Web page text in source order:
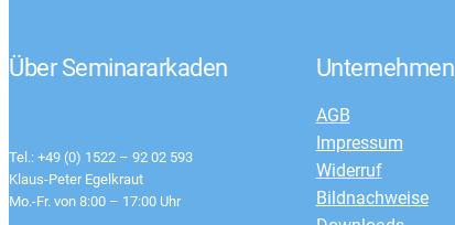
Über Seminararkaden
Tel.: +49 (0) 1522 – 92 02 593
Klaus-Peter Egelkraut
Mo.-Fr. von 8:00 – 17:00 Uhr
Unternehmen
AGB
Impressum
Widerruf
Bildnachweise